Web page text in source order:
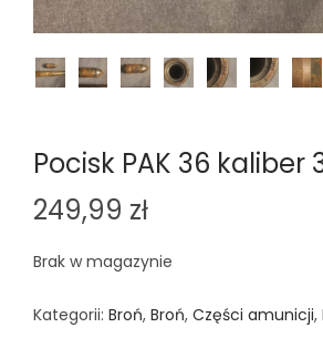
n
Pocisk PAK 36 kaliber
249,99 zł
Brak w magazynie
Kategorii: Broń, Broń, Części amunicji,